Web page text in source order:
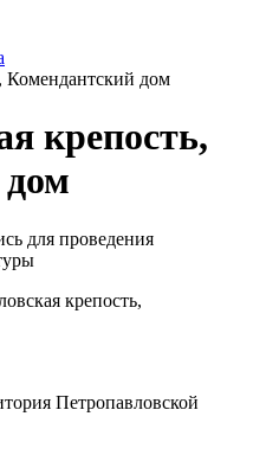
Комендантский дом
крепость,
для проведения
крепость,
Петропавловской